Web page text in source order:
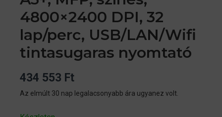
4800×2400 DPI, 32
lap/perc, USB/LAN/Wifi
tintasugaras nyomtató
434 553 Ft
Az elmúlt 30 nap legalacsonyabb ára ugyanez volt.